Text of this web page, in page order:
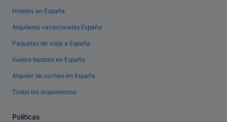
Hoteles en España
Alquileres vacacionales España
Paquetes de viaje a España
Vuelos baratos en España
Alquiler de coches en España
Todos los alojamientos
Políticas